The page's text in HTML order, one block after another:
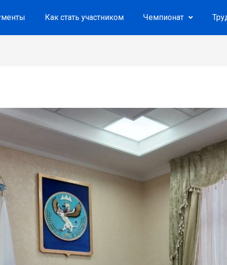
Как стать участником Чемпионат